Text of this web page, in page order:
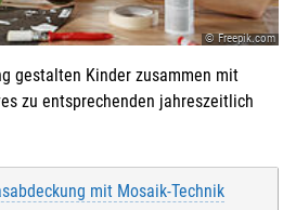
© Freepik.com
gestalten Kinder zusammen mit
zu entsprechenden jahreszeitlich
mit Mosaik-Technik